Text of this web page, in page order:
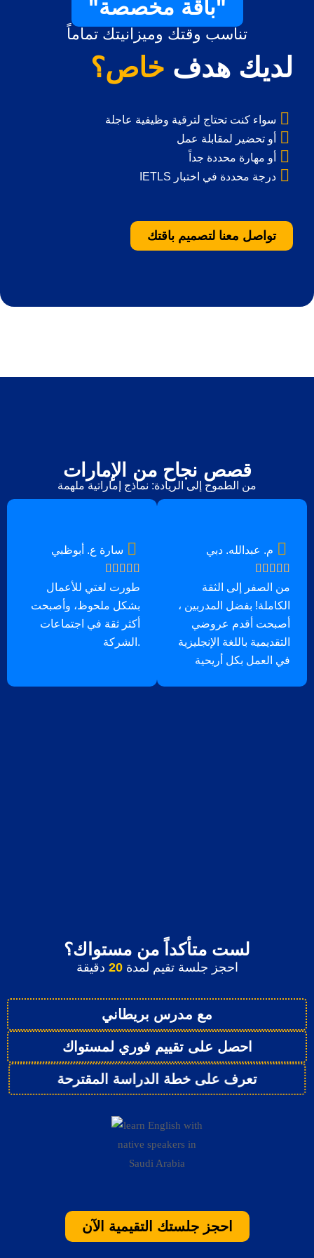
"باقة مخصصة"
تناسب وقتك وميزانيتك تماماً
لديك هدف خاص؟
سواء كنت تحتاج لترقية وظيفية عاجلة
أو تحضير لمقابلة عمل
أو مهارة محددة جداً
IETLS درجة محددة في اختبار
تواصل معنا لتصميم باقتك
قصص نجاح من الإمارات
من الطموح إلى الريادة: نماذج إماراتية ملهمة
سارة ع. أبوظبي
طورت لغتي للأعمال
بشكل ملحوظ، وأصبحت
أكثر ثقة في اجتماعات
الشركة.
م. عبدالله. دبي
من الصفر إلى الثقة
الكاملة! بفضل المدربين ،
أصبحت أقدم عروضي
التقديمية باللغة الإنجليزية
في العمل بكل أريحية
لست متأكداً من مستواك؟
احجز جلسة تقيم لمدة20 دقيقة
مع مدرس بريطاني
احصل على تقييم فوري لمستواك
تعرف على خطة الدراسة المقترحة
احجز جلستك التقيمية الآن